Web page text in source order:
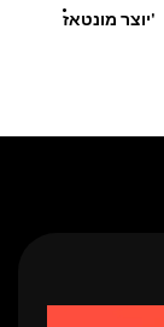
יוצר מונטאז'